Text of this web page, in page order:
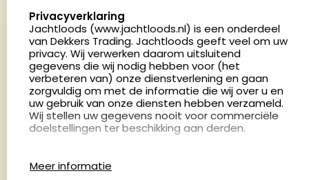
Nederland
4.8
2883 beoordelingen
Openingstijden
Dinsdag en donderdag: 13:00 - 17:00 én 18:00 - 21:00
uur
Afspraak maken
select language
Privacyverklaring
Jachtloods (www.jachtloods.nl) is een onderdeel
van Dekkers Trading. Jachtloods geeft veel om uw
privacy. Wij verwerken daarom uitsluitend
gegevens die wij nodig hebben voor (het
verbeteren van) onze dienstverlening en gaan
zorgvuldig om met de informatie die wij over u en
uw gebruik van onze diensten hebben verzameld.
Wij stellen uw gegevens nooit voor commerciële
doelstellingen ter beschikking aan derden.
Meer informatie